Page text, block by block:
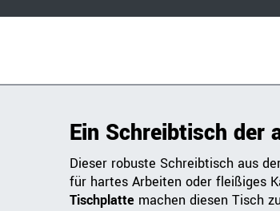
Ein Schreibtisch der
Dieser robuste Schreibtisch aus
für hartes Arbeiten oder fleißiges
Tischplatte machen diesen Tisch